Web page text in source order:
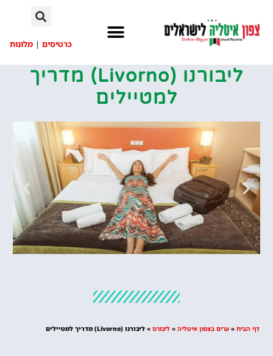
כרטיסים | מלונות
ליבורנו (Livorno) מדריך
למטיילים
מציאת מלון
דף הבית » ערים בצפון איטליה » ליבורנו » ליבורנו (Livorno) מדריך למטיילים